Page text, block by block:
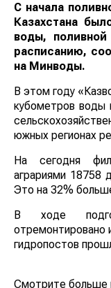
С начала
Казахстана
воды,
расписанию,
на Минводы.
В этом году
кубометров воды
южных регионах
На сегодня
аграриями 18758
Это на 32%
В ходе
отремонтировано
гидропостов
Смотрите больше